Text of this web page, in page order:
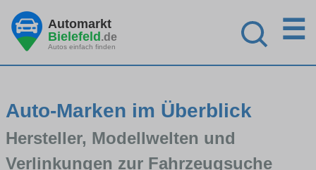
Automarkt
Bielefeld.de
Autos einfach finden
☰
Auto-Marken im Überblick
Hersteller, Modellwelten und
Verlinkungen zur Fahrzeugsuche